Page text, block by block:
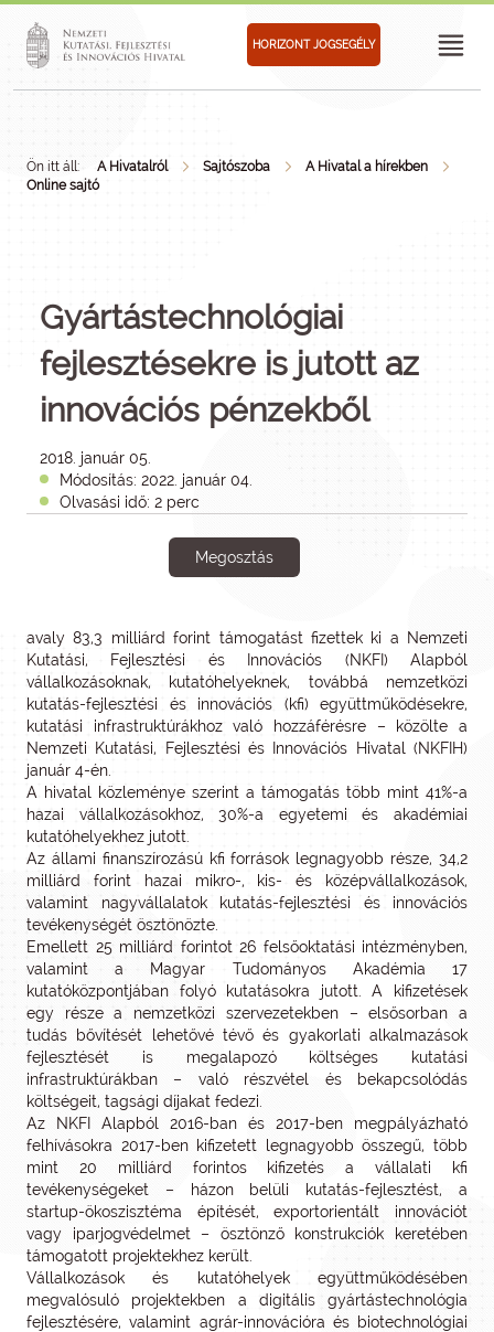
HORIZONT JOGSEGÉLY
Ön itt áll: A Hivatalról Sajtószoba
A Hivatal a hírekben
Online sajtó
Gyártástechnológiai
fejlesztésekre is jutott az
innovációs pénzekből
2018. január 05.
Módosítás: 2022. január 04.
Olvasási idő: 2 perc
Megosztás
avaly 83,3 milliárd forint támogatást fizettek ki a Nemzeti
Kutatási, Fejlesztési és Innovációs (NKFI) Alapból
vállalkozásoknak, kutatóhelyeknek, továbbá nemzetközi
kutatás-fejlesztési és innovációs (kfi) együttműködésekre,
kutatási infrastruktúrákhoz való hozzáférésre – közölte a
Nemzeti Kutatási, Fejlesztési és Innovációs Hivatal (NKFIH)
január 4-én.
A hivatal közleménye szerint a támogatás több mint 41%-a
hazai vállalkozásokhoz, 30%-a egyetemi és akadémiai
kutatóhelyekhez jutott.
Az állami finanszírozású kfi források legnagyobb része, 34,2
milliárd forint hazai mikro-, kis- és középvállalkozások,
valamint nagyvállalatok kutatás-fejlesztési és innovációs
tevékenységét ösztönözte.
Emellett 25 milliárd forintot 26 felsőoktatási intézményben,
valamint a Magyar Tudományos Akadémia 17
kutatóközpontjában folyó kutatásokra jutott. A kifizetések
egy része a nemzetközi szervezetekben – elsősorban a
tudás bővítését lehetővé tévő és gyakorlati alkalmazások
fejlesztését is megalapozó költséges kutatási
infrastruktúrákban – való részvétel és bekapcsolódás
költségeit, tagsági díjakat fedezi.
Az NKFI Alapból 2016-ban és 2017-ben megpályázható
felhívásokra 2017-ben kifizetett legnagyobb összegű, több
mint 20 milliárd forintos kifizetés a vállalati kfi
tevékenységeket – házon belüli kutatás-fejlesztést, a
startup-ökoszisztéma építését, exportorientált innovációt
vagy iparjogvédelmet – ösztönző konstrukciók keretében
támogatott projektekhez került.
Vállalkozások és kutatóhelyek együttműködésében
megvalósuló projektekben a digitális gyártástechnológia
fejlesztésére, valamint agrár-innovációra és biotechnológiai